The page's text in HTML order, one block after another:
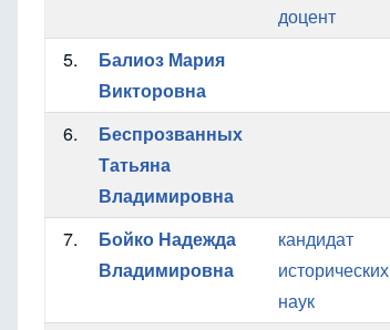
доцент
5.
Балиоз Мария
Викторовна
6.
Беспрозванных
Татьяна
Владимировна
7.
Бойко Надежда
Владимировна
кандидат
исторических
наук